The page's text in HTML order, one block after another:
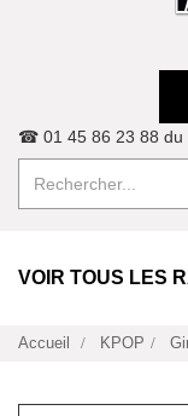
☎ 01 45 86 23 88 du
VOIR TOUS LES
Accueil KPOP